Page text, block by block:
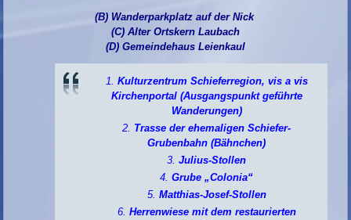
(B) Wanderparkplatz auf der Nick
(C) Alter Ortskern Laubach
(D) Gemeindehaus Leienkaul
Kulturzentrum Schieferregion, vis a vis
Kirchenportal (Ausgangspunkt geführte
Wanderungen)
Trasse der ehemaligen Schiefer-
Grubenbahn (Bähnchen)
Julius-Stollen
Grube „Colonia“
Matthias-Josef-Stollen
Herrenwiese mit dem restaurierten